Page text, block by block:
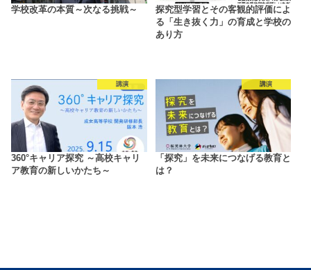
学校改革の本質～次なる挑戦～
探究型学習とその客観的評価によ
る「生き抜く力」の育成と学校の
あり方
講演
360°キャリア探究 ～高校キャリ
ア教育の新しいかたち～
講演
「探究」を未来につなげる教育と
は？